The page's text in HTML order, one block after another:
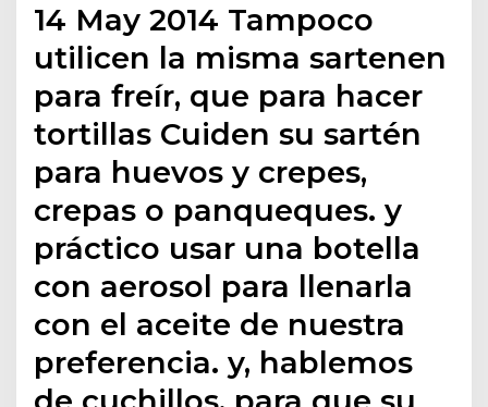
14 May 2014 Tampoco
utilicen la misma sartenen
para freír, que para hacer
tortillas Cuiden su sartén
para huevos y crepes,
crepas o panqueques. y
práctico usar una botella
con aerosol para llenarla
con el aceite de nuestra
preferencia. y, hablemos